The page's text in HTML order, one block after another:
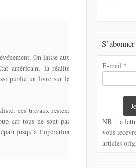
On laisse aux
américain, la réalité
publié un livre sur le
ces travaux restent
car tous ne sont pas
jusqu’à l’opération
S’abonner
E-mail *
NB : la
vous
articles